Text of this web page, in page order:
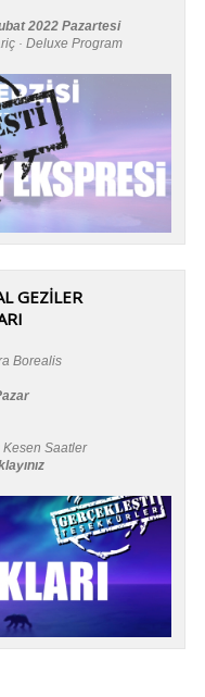
2022 Pazartesi
· Deluxe Program
GEZİLER
Borealis
Saatler